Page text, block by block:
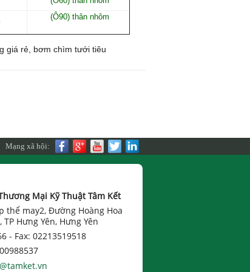
(Ô90) thân nhôm
giá rẻ, bơm chìm tưới tiêu
Mạng xã hội:
Mại Kỹ Thuật Tâm Kết
thể may2, Đường Hoàng Hoa
TP Hưng Yên, Hưng Yên
- Fax: 02213519518